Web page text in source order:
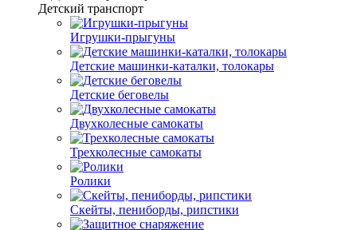
Детский транспорт
Игрушки-прыгуны
Детские машинки-каталки, толокары
Детские беговелы
Двухколесные cамокаты
Трехколесные cамокаты
Ролики
Скейты, пениборды, рипстики